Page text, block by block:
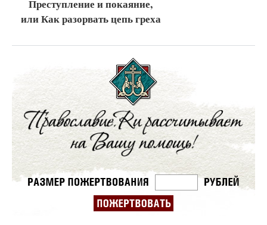
Преступление и покаяние,
или Как разорвать цепь греха